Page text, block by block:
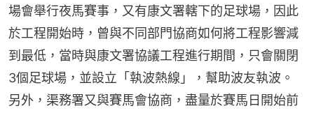
場會舉行夜馬賽事，又有康文署轄下的足球場，因此
於工程開始時，曾與不同部門協商如何將工程影響減
到最低，當時與康文署協議工程進行期間，只會關閉
3個足球場，並設立「執波熱線」，幫助波友執波。
另外，渠務署又與賽馬會協商，盡量於賽馬日開始前